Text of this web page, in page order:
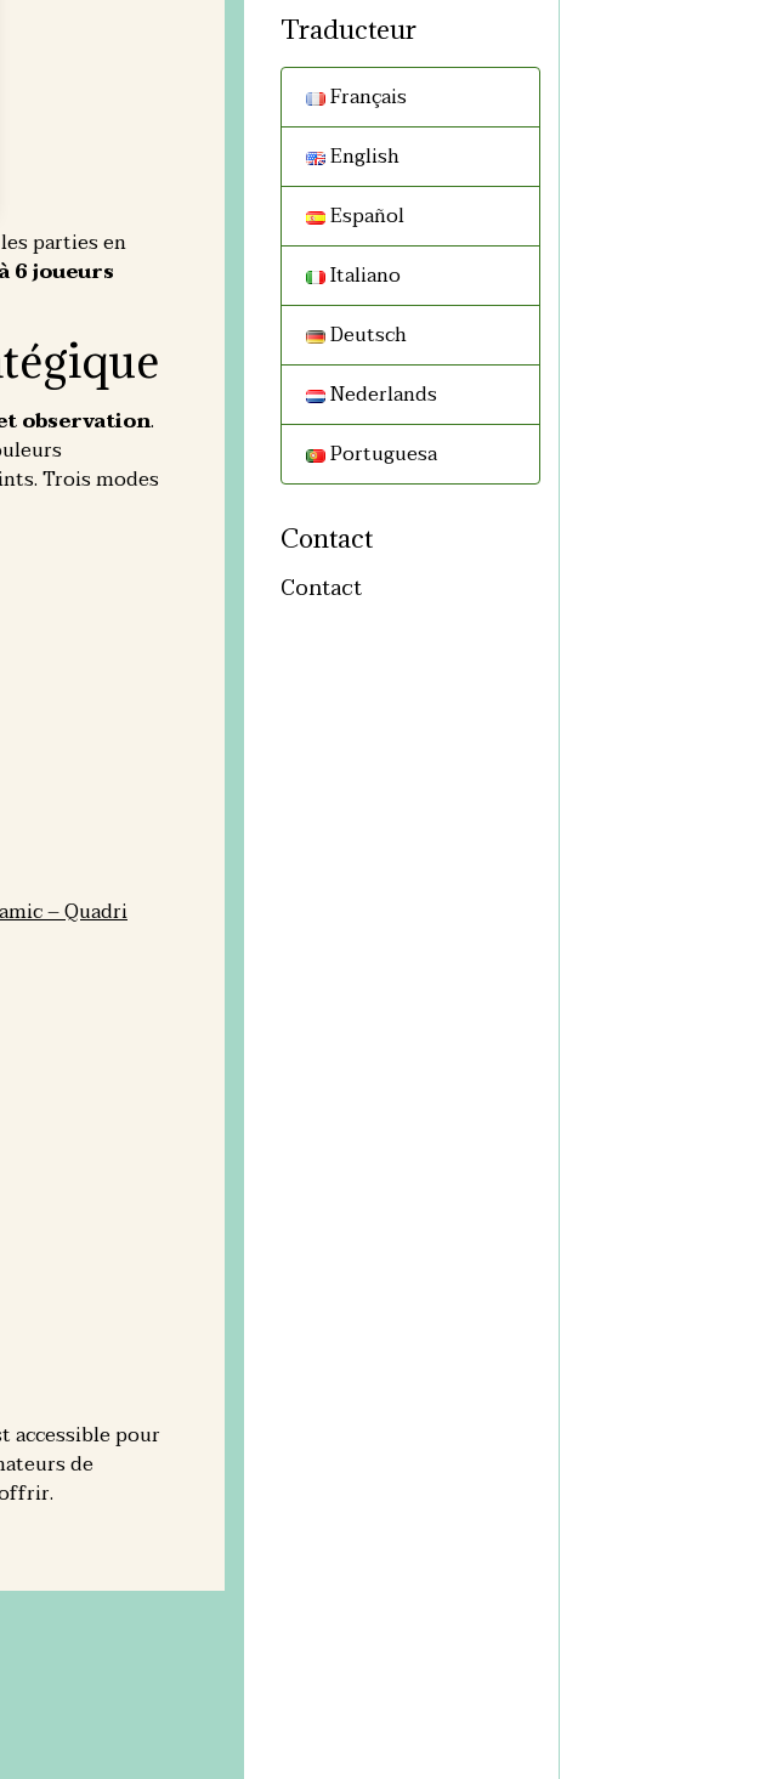
parties en
6 joueurs
observation.
Trois modes
– Quadri
accessible pour
de
Traducteur
Français
English
Español
Italiano
Deutsch
Nederlands
Portuguesa
Contact
Contact